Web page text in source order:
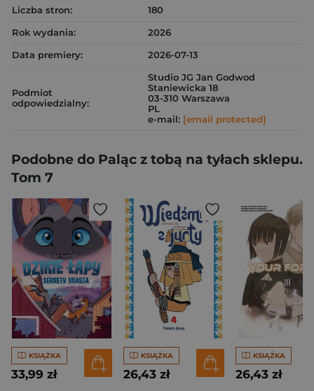
Liczba stron:
180
Rok wydania:
2026
Data premiery:
2026-07-13
Podmiot
odpowiedzialny:
Studio JG Jan Godwod
Staniewicka 18
03-310 Warszawa
PL
e-mail: [email protected]
Podobne do Paląc z tobą na tyłach sklepu.
Tom 7
KSIĄŻKA
33,99 zł
KSIĄŻKA
26,43 zł
KSIĄŻKA
26,43 zł